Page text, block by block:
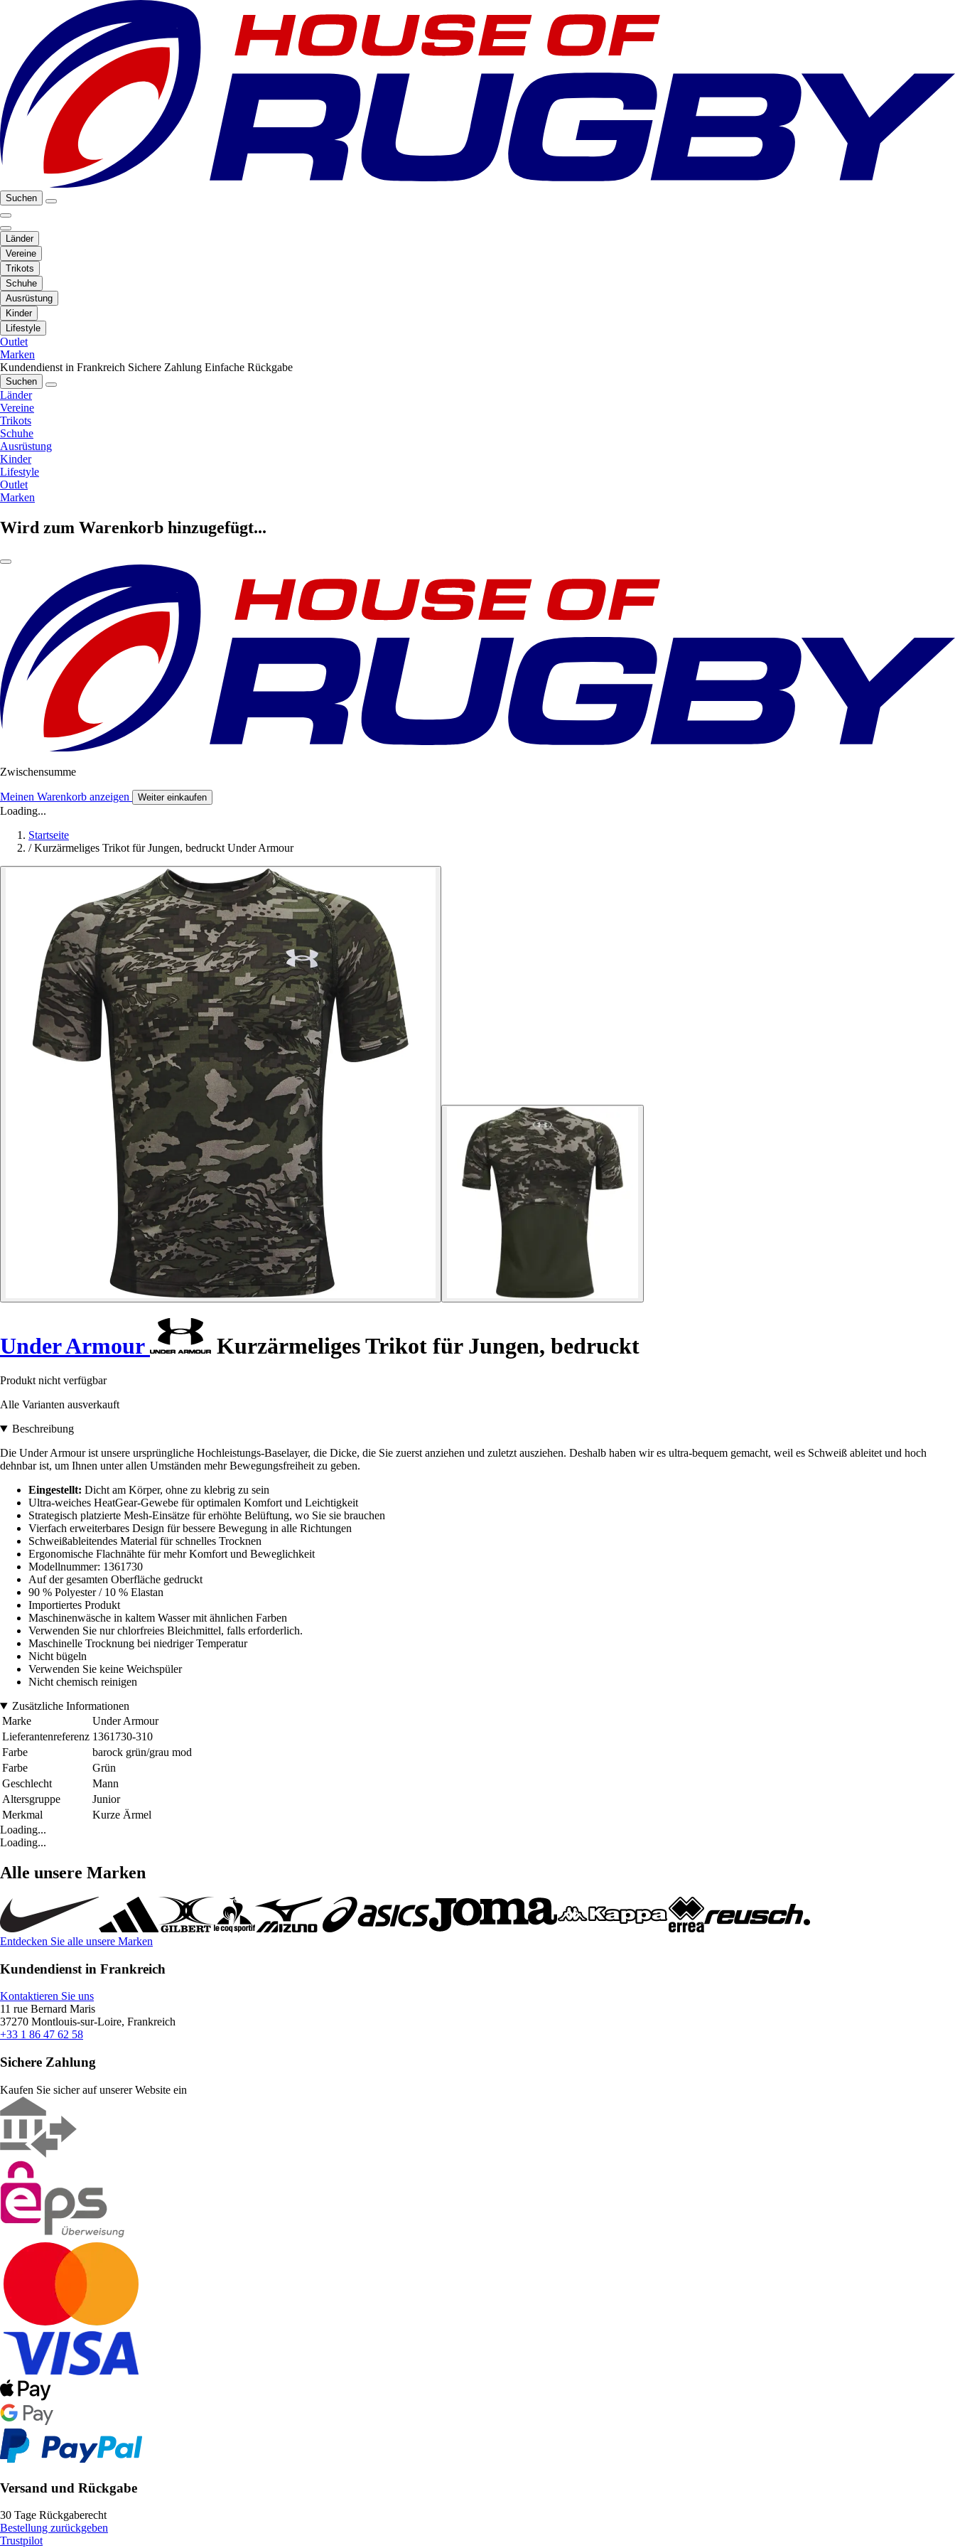
Suchen
Länder
Vereine
Trikots
Schuhe
Ausrüstung
Kinder
Lifestyle
Outlet
Marken
Kundendienst in Frankreich Sichere Zahlung Einfache Rückgabe
Suchen
Länder
Vereine
Trikots
Schuhe
Ausrüstung
Kinder
Lifestyle
Outlet
Marken
Wird zum Warenkorb hinzugefügt...
Zwischensumme
Meinen Warenkorb anzeigen Weiter einkaufen
Loading...
Startseite
/ Kurzärmeliges Trikot für Jungen, bedruckt Under Armour
Under Armour Kurzärmeliges Trikot für Jungen, bedruckt
Produkt nicht verfügbar
Alle Varianten ausverkauft
Beschreibung
Die Under Armour ist unsere ursprüngliche Hochleistungs-Baselayer, die Dicke, die Sie zuerst anziehen und zuletzt ausziehen. Deshalb haben wir es ultra-bequem gemacht, weil es Schweiß ableitet und hoch
dehnbar ist, um Ihnen unter allen Umständen mehr Bewegungsfreiheit zu geben.
Eingestellt: Dicht am Körper, ohne zu klebrig zu sein
Ultra-weiches HeatGear-Gewebe für optimalen Komfort und Leichtigkeit
Strategisch platzierte Mesh-Einsätze für erhöhte Belüftung, wo Sie sie brauchen
Vierfach erweiterbares Design für bessere Bewegung in alle Richtungen
Schweißableitendes Material für schnelles Trocknen
Ergonomische Flachnähte für mehr Komfort und Beweglichkeit
Modellnummer: 1361730
Auf der gesamten Oberfläche gedruckt
90 % Polyester / 10 % Elastan
Importiertes Produkt
Maschinenwäsche in kaltem Wasser mit ähnlichen Farben
Verwenden Sie nur chlorfreies Bleichmittel, falls erforderlich.
Maschinelle Trocknung bei niedriger Temperatur
Nicht bügeln
Verwenden Sie keine Weichspüler
Nicht chemisch reinigen
Zusätzliche Informationen
Marke
Under Armour
Lieferantenreferenz 1361730-310
Farbe
barock grün/grau mod
Farbe
Grün
Geschlecht
Mann
Altersgruppe
Junior
Merkmal
Kurze Ärmel
Loading...
Loading...
Alle unsere Marken
Entdecken Sie alle unsere Marken
Kundendienst in Frankreich
Kontaktieren Sie uns
11 rue Bernard Maris
37270 Montlouis-sur-Loire, Frankreich
+33 1 86 47 62 58
Sichere Zahlung
Kaufen Sie sicher auf unserer Website ein
Versand und Rückgabe
30 Tage Rückgaberecht
Bestellung zurückgeben
Trustpilot